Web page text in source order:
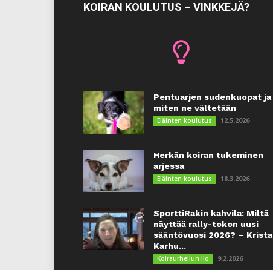
KOIRAN KOULUTUS – VINKKEJÄ?
Pentuarjen sudenkuopat ja
miten ne vältetään
Eläinten koulutus 12.5.2026
Herkän koiran tukeminen
arjessa
Eläinten koulutus 18.3.2026
SporttiRakin kahvila: Miltä
näyttää rally-tokon uusi
sääntövuosi 2026? – Krista
Karhu...
Koiraurheilun ilo 9.2.2026